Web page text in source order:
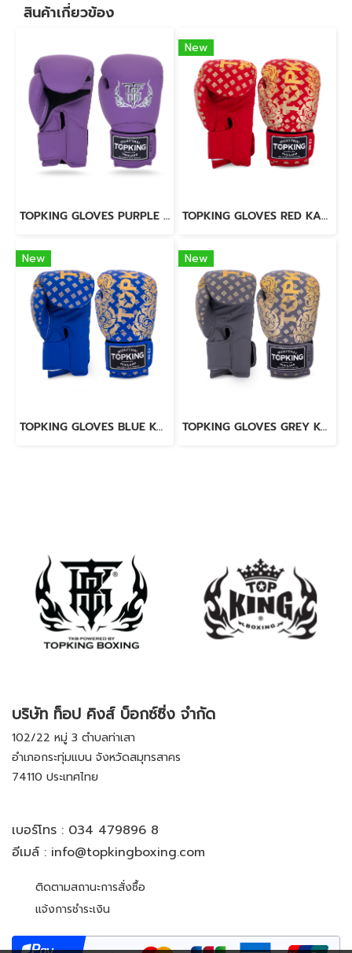
สินค้าเกี่ยวข้อง
TOPKING GLOVES PURPLE SUPER AIR
New
TOPKING GLOVES RED KANOK-02
New
TOPKING GLOVES BLUE KANOK-02
New
TOPKING GLOVES GREY KANOK-02
บริษัท ท็อป คิงส์ บ็อกซ์ซิ่ง จำกัด
102/22 หมู่ 3 ตำบลท่าเสา
อำเภอกระทุ่มแบน จังหวัดสมุทรสาคร
74110 ประเทศไทย
เบอร์โทร : 034 479896 8
อีเมล์ : info@topkingboxing.com
ติดตามสถานะการสั่งซื้อ
แจ้งการชำระเงิน